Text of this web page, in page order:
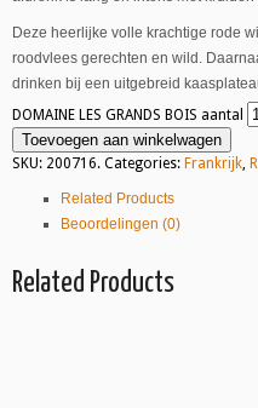
Deze heerlijke volle krachtige rode
roodvlees gerechten en wild.
drinken bij een uitgebreid
DOMAINE LES GRANDS BOIS aantal
Toevoegen aan winkelwagen
SKU: 200716. Categories: Frankrijk,
Related Products
Beoordelingen (0)
Related Products